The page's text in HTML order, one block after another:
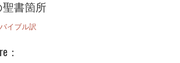
書箇所
イブル訳
：